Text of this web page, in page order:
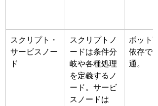
スクリプト・
サービスノー
ド
スクリプトノ
ードは条件分
岐や各種処理
を定義するノ
ード。サービ
スノードは
ボット
依存で
通。